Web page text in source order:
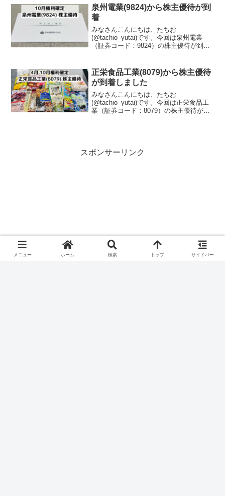
がもらえます。権利区分は100株のみでし
たが、20...
泉州電業(9824)から株主優待が到
着
みなさんこんにちは、たちお
(@tachio_yutai)です。今回は泉州電業
（証券コード：9824）の株主優待が到着
業株式会社は、大阪府吹田市に本社を置
く専門商社で、東...
正栄食品工業(8079)から株主優待
が到着しました
みなさんこんにちは、たちお
(@tachio_yutai)です。今回は正栄食品工
業（証券コード：8079）の株主優待が到
スポンサーリンク
メニュー ホーム 検索 トップ サイドバー